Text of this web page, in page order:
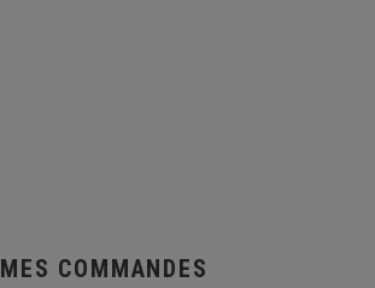
MES COMMANDES